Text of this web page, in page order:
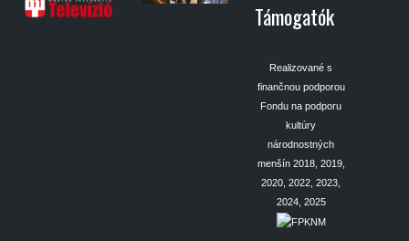
Támogatók
Realizované s
finančnou podporou
Fondu na podporu
kultúry
národnostných
menšín 2018, 2019,
2020, 2022, 2023,
2024, 2025